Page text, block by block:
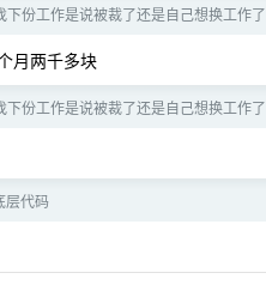
下份工作是说被裁了还是自己想换工作了
月两千多块
下份工作是说被裁了还是自己想换工作了
层代码